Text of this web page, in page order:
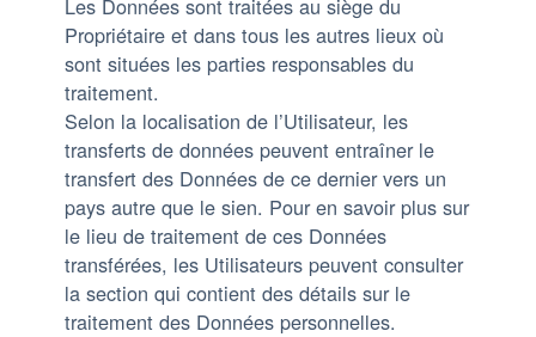
Les Données sont traitées au siège du
Propriétaire et dans tous les autres lieux où
sont situées les parties responsables du
traitement.
Selon la localisation de l’Utilisateur, les
transferts de données peuvent entraîner le
transfert des Données de ce dernier vers un
pays autre que le sien. Pour en savoir plus sur
le lieu de traitement de ces Données
transférées, les Utilisateurs peuvent consulter
la section qui contient des détails sur le
traitement des Données personnelles.